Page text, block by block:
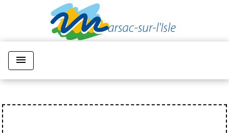
menu